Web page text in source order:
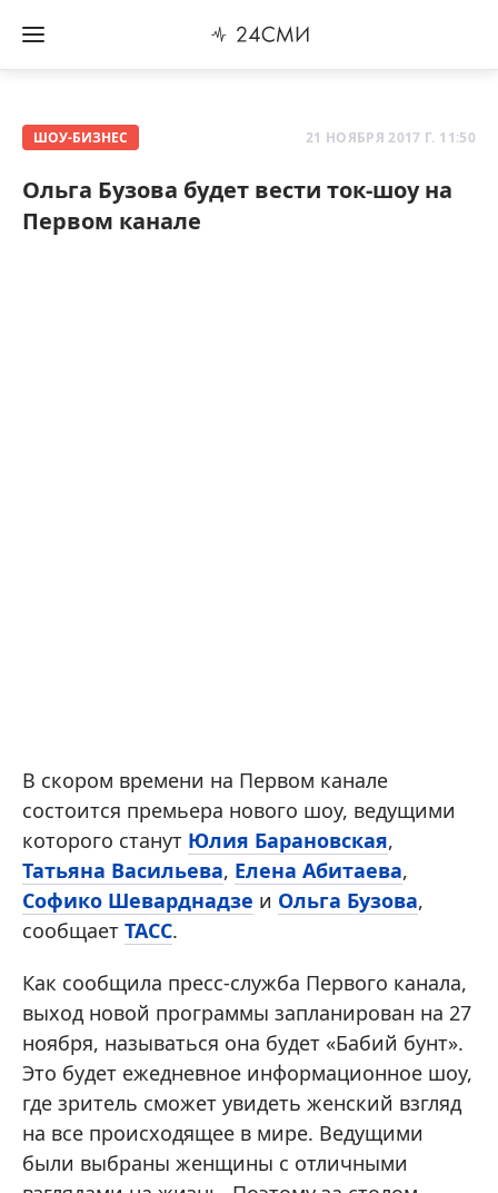
ШОУ-БИЗНЕС 21 НОЯБРЯ 2017 Г. 11:50
Ольга Бузова будет вести ток-шоу на
Первом канале
В скором времени на Первом канале
состоится премьера нового шоу, ведущими
которого станут Юлия Барановская,
Татьяна Васильева, Елена Абитаева,
Софико Шеварднадзе и Ольга Бузова,
сообщает ТАСС.
Как сообщила пресс-служба Первого канала,
выход новой программы запланирован на 27
ноября, называться она будет «Бабий бунт».
Это будет ежедневное информационное шоу,
где зритель сможет увидеть женский взгляд
на все происходящее в мире. Ведущими
были выбраны женщины с отличными